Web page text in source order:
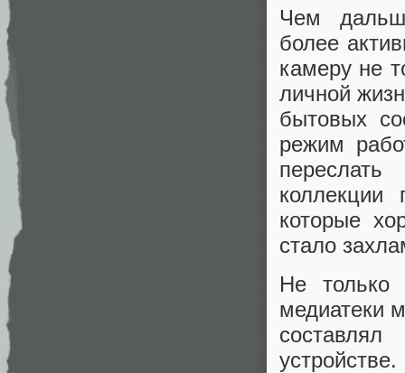
Чем
более
камеру не
личной
бытовых
режим
коллекции
которые
стало
Не только
медиатеки
устройстве.